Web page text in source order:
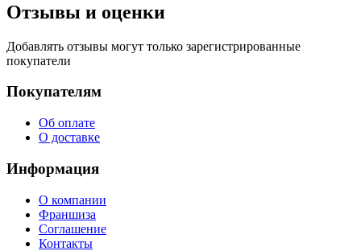
Отзывы и оценки
Добавлять отзывы могут только зарегистрированные
покупатели
Покупателям
Об оплате
О доставке
Информация
О компании
Франшиза
Соглашение
Контакты